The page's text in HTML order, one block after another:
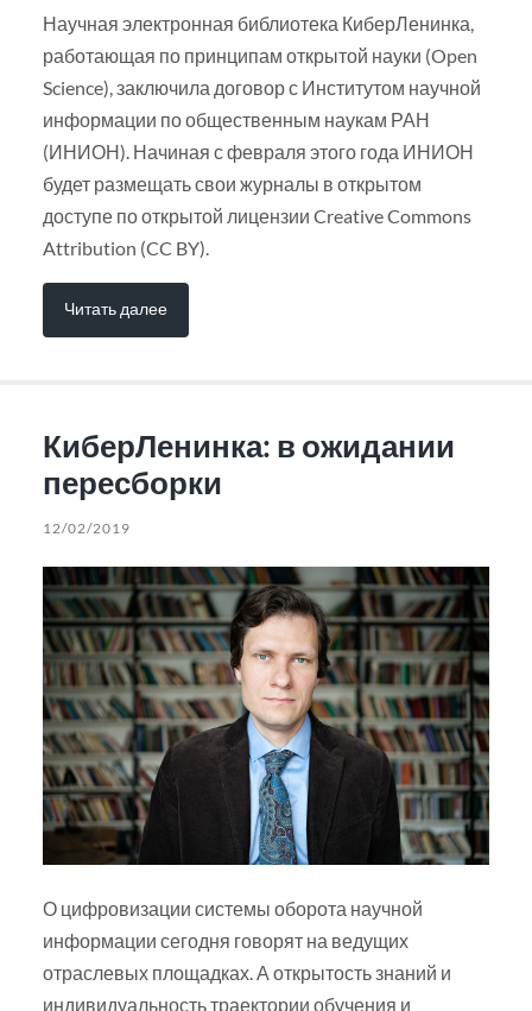
Научная электронная библиотека КиберЛенинка,
работающая по принципам открытой науки (Open
Science), заключила договор с Институтом научной
информации по общественным наукам РАН
(ИНИОН). Начиная с февраля этого года ИНИОН
будет размещать свои журналы в открытом
доступе по открытой лицензии Creative Commons
Attribution (CC BY).
Читать далее
КиберЛенинка: в ожидании
пересборки
12/02/2019
О цифровизации системы оборота научной
информации сегодня говорят на ведущих
отраслевых площадках. А открытость знаний и
индивидуальность траектории обучения и